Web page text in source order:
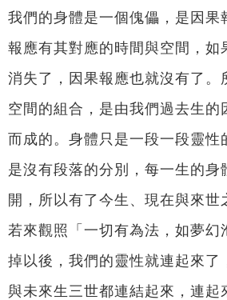
我們的身體是一個傀儡，是因果
報應有其對應的時間與空間，如
消失了，因果報應也就沒有了。
空間的組合，是由我們過去生的
而成的。身體只是一段一段靈性
是沒有段落的分別，每一生的身
開，所以有了今生、現在與來世
若來觀照「一切有為法，如夢幻
掉以後，我們的靈性就連起來了
與未來生三世都連結起來，連起